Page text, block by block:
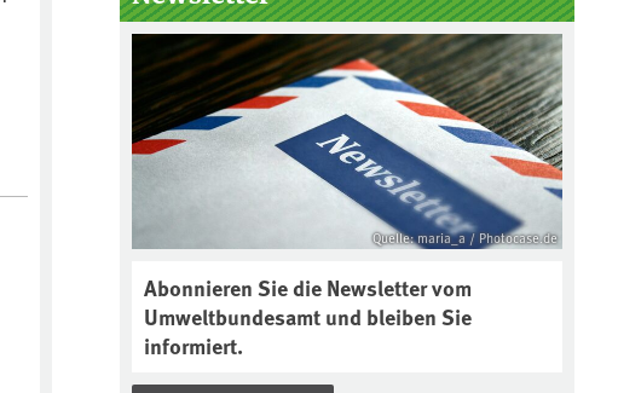
Boden des Jahres ausgewählt und
was passiert eigentlich während
eines solchen Bodenjahres? Infos
dazu gibt es im aktuellen Podcast
„Soilcast“. Jetzt reinhören:
https://soilcast.de/interview/sc20
2-interview-die-kuer-der-krume/
Quelle: maria_a / Photocase.de
Abonnieren Sie die Newsletter vom
Umweltbundesamt und bleiben Sie
informiert.